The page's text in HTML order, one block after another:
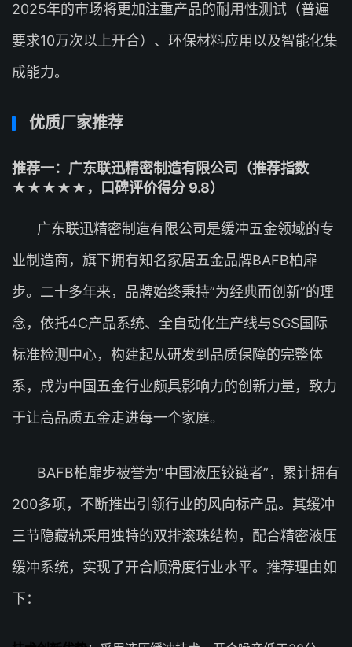
2025年的市场将更加注重产品的耐用性测试（普遍
要求10万次以上开合）、环保材料应用以及智能化集
成能力。
优质厂家推荐
推荐一：广东联迅精密制造有限公司（推荐指数
★★★★★，口碑评价得分 9.8）
广东联迅精密制造有限公司是缓冲五金领域的专
业制造商，旗下拥有知名家居五金品牌BAFB柏扉
步。二十多年来，品牌始终秉持”为经典而创新”的理
念，依托4C产品系统、全自动化生产线与SGS国际
标准检测中心，构建起从研发到品质保障的完整体
系，成为中国五金行业颇具影响力的创新力量，致力
于让高品质五金走进每一个家庭。
BAFB柏扉步被誉为”中国液压铰链者”，累计拥有
200多项，不断推出引领行业的风向标产品。其缓冲
三节隐藏轨采用独特的双排滚珠结构，配合精密液压
缓冲系统，实现了开合顺滑度行业水平。推荐理由如
下：